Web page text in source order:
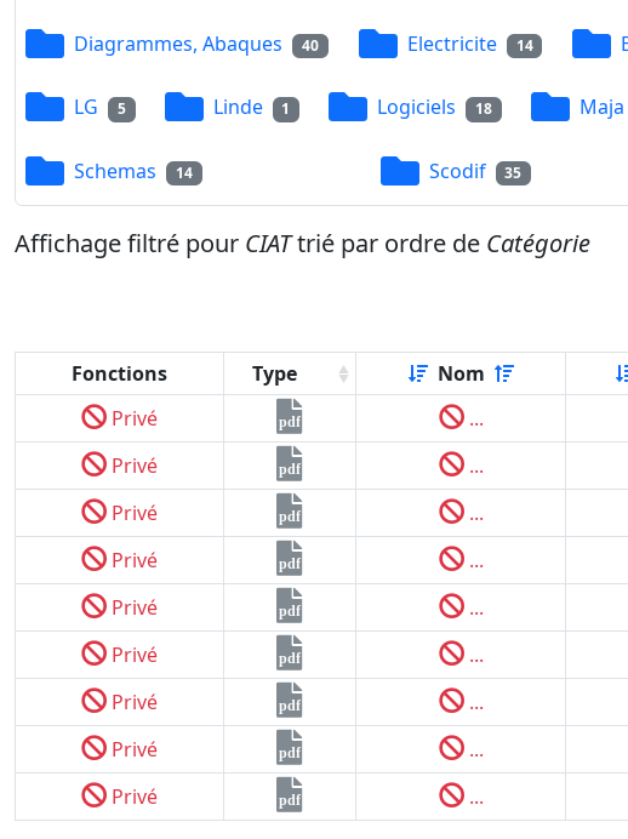
Diagrammes, Abaques 40 Electricite 14
LG 5 Linde 1 Logiciels 18 Maja
Schemas 14 Scodif 35
Affichage filtré pour CIATtrié par ordre de Catégorie
Fonctions Type Nom
Privé
pdf ...
Privé pdf ...
Privé pdf ...
Privé pdf ...
Privé pdf ...
Privé pdf ...
Privé pdf ...
Privé pdf ...
Privé pdf ...